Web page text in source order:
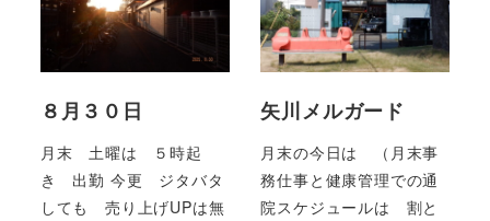
８月３０日
月末 土曜は ５時起
き 出勤 今更 ジタバタ
しても 売り上げUPは無
矢川メルガード
月末の今日は （月末事
務仕事と健康管理での通
院スケジュールは 割と